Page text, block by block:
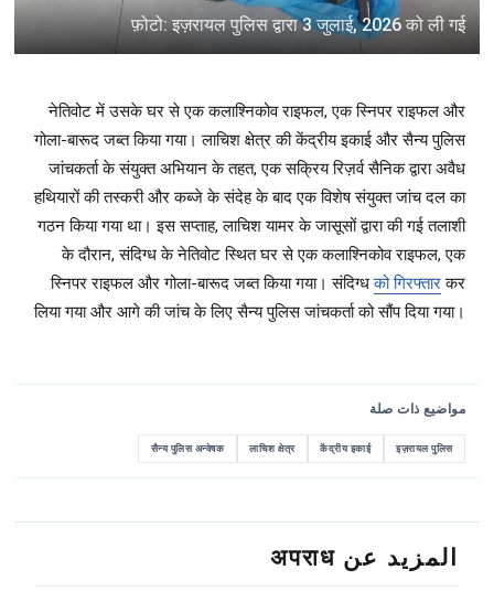
फ़ोटो: इज़रायल पुलिस द्वारा 3 जुलाई, 2026 को ली गई
नेतिवोट में उसके घर से एक कलाश्निकोव राइफल, एक स्निपर राइफल और
गोला-बारूद जब्त किया गया। लाचिश क्षेत्र की केंद्रीय इकाई और सैन्य पुलिस
जांचकर्ता के संयुक्त अभियान के तहत, एक सक्रिय रिज़र्व सैनिक द्वारा अवैध
हथियारों की तस्करी और कब्जे के संदेह के बाद एक विशेष संयुक्त जांच दल का
गठन किया गया था। इस सप्ताह, लाचिश यामर के जासूसों द्वारा की गई तलाशी
के दौरान, संदिग्ध के नेतिवोट स्थित घर से एक कलाश्निकोव राइफल, एक
स्निपर राइफल और गोला-बारूद जब्त किया गया। संदिग्धको गिरफ्तारकर
लिया गया और आगे की जांच के लिए सैन्य पुलिस जांचकर्ता को सौंप दिया गया।
مواضيع ذات صلة
इज़रायल पुलिस
केंद्रीय इकाई
लाचिश क्षेत्र
सैन्य पुलिस अन्वेषक
المزيد عن अपराध